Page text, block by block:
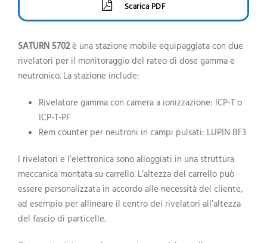
Scarica PDF
SATURN 5702è una stazione mobile equipaggiata con due
rivelatori per il monitoraggio del rateo di dose gamma e
neutronico. La stazione include:
Rivelatore gamma con camera a ionizzazione: ICP-T o
ICP-T-PF
Rem counter per neutroni in campi pulsati: LUPIN BF3
I rivelatori e l’elettronica sono alloggiati in una struttura
meccanica montata su carrello. L’altezza del carrello può
essere personalizzata in accordo alle necessità del cliente,
ad esempio per allineare il centro dei rivelatori all’altezza
del fascio di particelle.